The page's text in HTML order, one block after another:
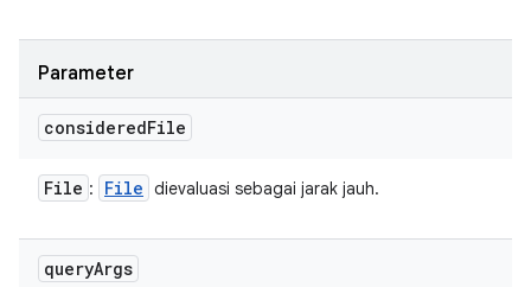
Parameter
consideredFile
File : File dievaluasi sebagai jarak jauh.
queryArgs